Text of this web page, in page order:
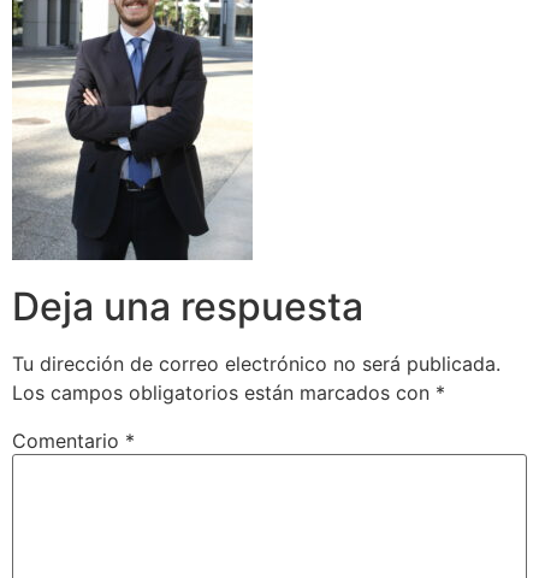
Deja una respuesta
Tu dirección de correo electrónico no será publicada.
Los campos obligatorios están marcados con *
Comentario *